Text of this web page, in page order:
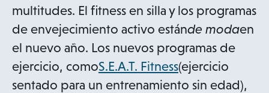
multitudes. El fitness en silla y los programas
de envejecimiento activo estánde modaen
el nuevo año. Los nuevos programas de
ejercicio, comoS.E.A.T. Fitnesso
p
(ejercicio
sentado para un entrenamiento sin edad),